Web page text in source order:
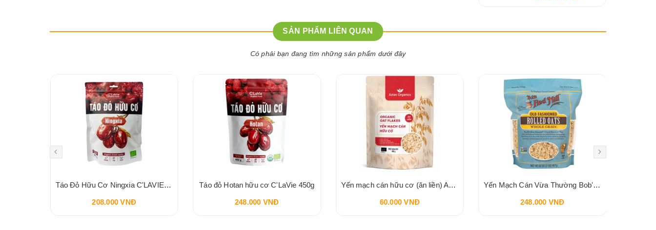
SẢN PHẨM LIÊN QUAN
Có phải bạn đang tìm những sản phẩm dưới đây
Táo Đỏ Hữu Cơ Ningxia C'LAVIE 450g
208.000 VNĐ
Táo đỏ Hotan hữu cơ C'LaVie 450g
248.000 VNĐ
Yến mạch cán hữu cơ (ăn liền) Aztec Organics 180g
60.000 VNĐ
Yến Mạch Cán Vừa Thường Bob's Red Mill Old Fashioned Rolled Oats 907g
248.000 VNĐ